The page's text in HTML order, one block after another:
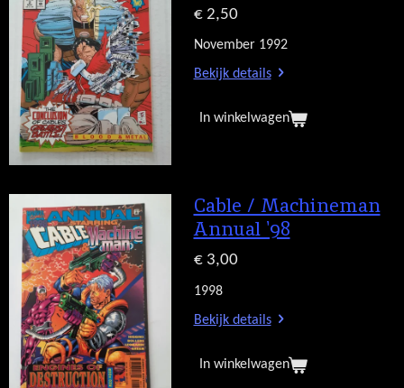
€ 2,50
November 1992
Bekijk details
In winkelwagen
Cable / Machineman
Annual '98
€ 3,00
1998
Bekijk details
In winkelwagen